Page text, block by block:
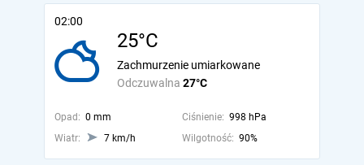
02:00
25°C
Odczuwalna 27°C
Zachmurzenie umiarkowane
Opad: 0 mm Ciśnienie: 998 hPa
Wiatr:
7 km/h Wilgotność: 90%